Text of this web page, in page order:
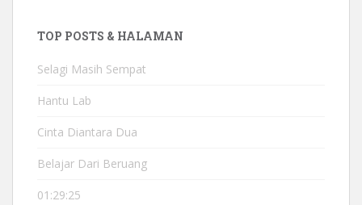
TOP POSTS & HALAMAN
Selagi Masih Sempat
Hantu Lab
Cinta Diantara Dua
Belajar Dari Beruang
01:29:25